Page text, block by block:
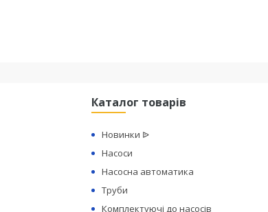
Каталог товарів
Новинки ᐉ
Насоси
Насосна автоматика
Труби
Комплектуючі до насосів